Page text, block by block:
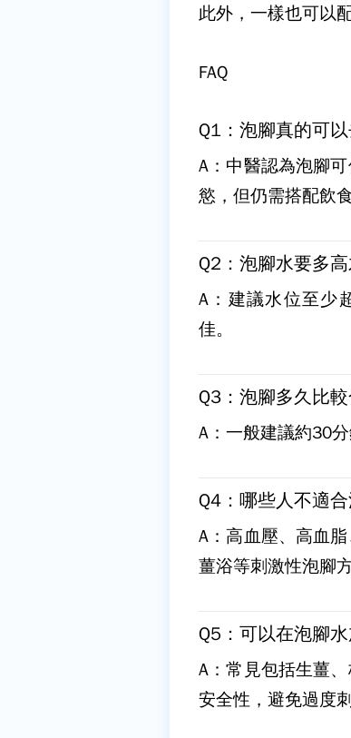
此外，一樣也可以
FAQ
Q1：泡腳真的可
A：中醫認為泡腳
慾，但仍需搭配飲
Q2：泡腳水要多
A：建議水位至少
佳。
Q3：泡腳多久比較
A：一般建議約30
Q4：哪些人不適合
A：高血壓、高血
薑浴等刺激性泡腳
Q5：可以在泡腳
A：常見包括生薑
安全性，避免過度